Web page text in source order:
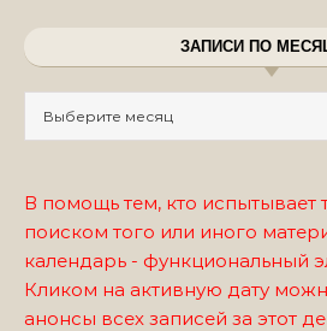
ЗАПИСИ ПО
В помощь тем, кто испытывает
поиском того или иного
календарь - функциональный
Кликом на активную дату
анонсы всех записей за этот